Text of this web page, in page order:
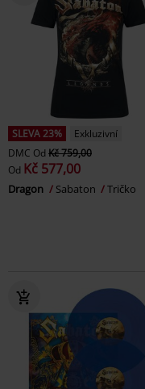
SLEVA 23%
Exkluzivní
DMC Od Kč 759,00
Od Kč 577,00
Dragon Sabaton Tričko